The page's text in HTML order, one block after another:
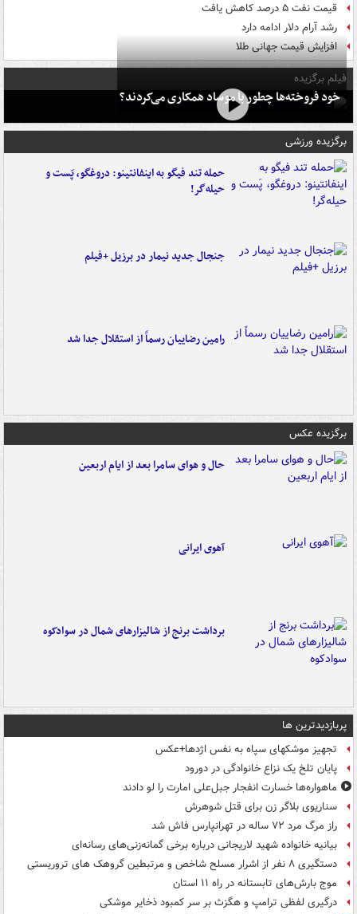
قیمت نفت ۵ درصد کاهش یافت
رشد آرام دلار ادامه دارد
افزایش قیمت جهانی طلا
فیلم برگزیده
خود فروخته‌ها چطور با موساد همکاری می‌کردند؟
برگزیده ورزشی
حمله تند فیگو به اینفانتینو: دروغگو، پَست‌ و
حیله‌گر!
جنجال جدید نیمار در برزیل +فیلم
رامین رضاییان رسماً از استقلال جدا شد
برگزیده عکس
حال و هوای سامرا بعد از ایام اربعین
آهوی ایرانی
برداشت برنج از شالیزارهای شمال در سوادکوه
پربازدیدترین ها
تجهیز موشکهای سپاه به نفس اژدها+عکس
پایان تلخ یک نزاع خانوادگی در دورود
ماهواره‌ها خسارت انفجار جبل‌علی امارت را لو دادند
سناریوی بلاگر زن برای قتل شوهرش
راز مرگ مرد ۷۲ ساله در تهرانپارس فاش شد
بیانیه خانواده شهید لاریجانی درباره برخی گمانه‌زنی‌های رسانه‌ای
دستگیری ۸ نفر از اشرار مسلح شاخص و مرتبطین گروهک های تروریستی
موج بارش‌های تابستانه در راه ۱۱ استان
درگیری لفظی ترامپ و هگزث بر سر کمبود ذخایر موشکی